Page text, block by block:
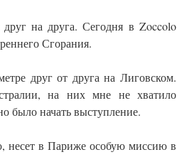
на друга. Сегодня в Zoccolo
Сгорания.
друг от друга на Лиговском.
на них мне не хватило
было начать выступление.
несет в Париже особую миссию в